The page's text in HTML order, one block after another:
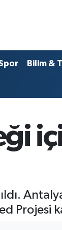
Bilim &
Projesi